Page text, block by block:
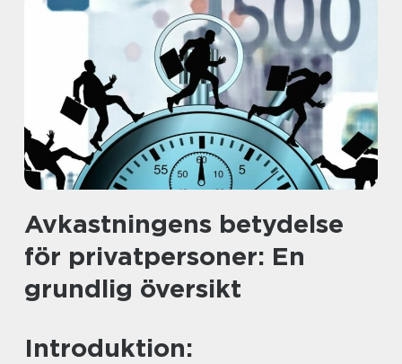
Avkastningens betydelse
för privatpersoner: En
grundlig översikt
Introduktion: